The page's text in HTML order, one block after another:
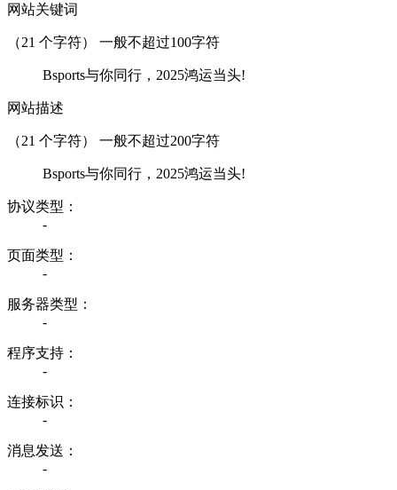
网站关键词
（21 个字符） 一般不超过100字符
Bsports与你同行，2025鸿运当头!
网站描述
（21 个字符） 一般不超过200字符
Bsports与你同行，2025鸿运当头!
协议类型：
-
页面类型：
-
服务器类型：
-
程序支持：
-
连接标识：
-
消息发送：
-